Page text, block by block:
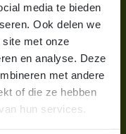
media te bieden
Ook delen we
met onze
en analyse. Deze
met andere
of die ze hebben
hun services.